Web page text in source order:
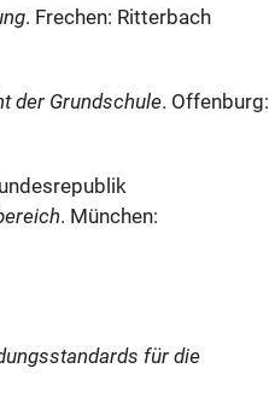
. Frechen: Ritterbach
der Grundschule. Offenburg:
. München:
für die